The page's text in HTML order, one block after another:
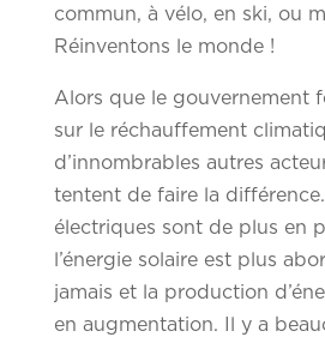
commun, à vélo, en ski, ou
Réinventons le monde !
Alors que le gouvernement
sur le réchauffement
d’innombrables autres
tentent de faire la
électriques sont de plus en
l’énergie solaire est plus
jamais et la production
en augmentation. Il y a